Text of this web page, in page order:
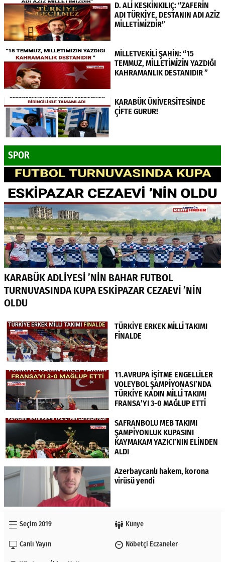
D. ALİ KESKİNKILIÇ: “ZAFERİN
ADI TÜRKİYE, DESTANIN ADI AZİZ
MİLLETİMİZDİR”
MİLLETVEKİLİ ŞAHİN: “15
TEMMUZ, MİLLETİMİZİN YAZDIĞI
KAHRAMANLIK DESTANIDIR ”
KARABÜK ÜNİVERSİTESİNDE
ÇİFTE GURUR!
SPOR
KARABÜK ADLİYESİ ’NİN BAHAR FUTBOL
TURNUVASINDA KUPA ESKİPAZAR CEZAEVİ ’NİN
OLDU
TÜRKİYE ERKEK MİLLİ TAKIMI
FİNALDE
11.AVRUPA İŞİTME ENGELLİLER
VOLEYBOL ŞAMPİYONASI’NDA
TÜRKİYE KADIN MİLLİ TAKIMI
FRANSA’YI 3-0 MAĞLUP ETTİ
SAFRANBOLU MEB TAKIMI
ŞAMPİYONLUK KUPASINI
KAYMAKAM YAZICI’NIN ELİNDEN
ALDI
Azerbaycanlı hakem, korona
virüsü yendi
Seçim 2019 Künye
Canlı Yayın Nöbetçi Eczaneler